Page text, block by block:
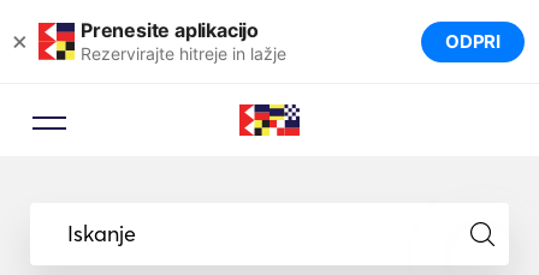
× Prenesite aplikacijo
Rezervirajte hitreje in lažje ODPRI
Iskanje